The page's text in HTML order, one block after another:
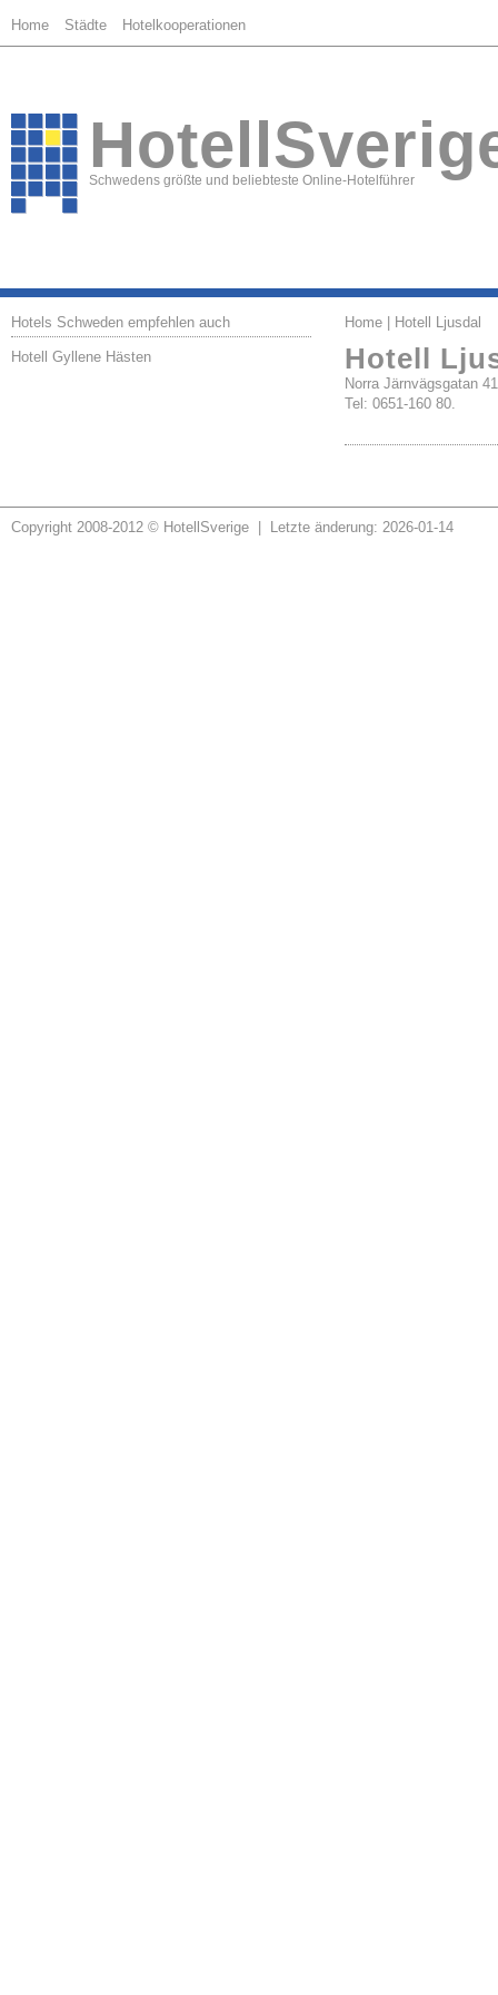
Home Städte Hotelkooperationen
Schwedens größte und beliebteste Online-Hotelführer
Hotels Schweden empfehlen auch
Hotell Gyllene Hästen
Home | Hotell Ljusdal
Hotell
Norra Järnvägsgatan
Tel: 0651-160 80.
Copyright 2008-2012 © HotellSverige | Letzte änderung: 2026-01-14